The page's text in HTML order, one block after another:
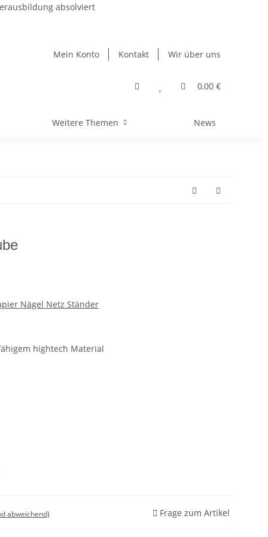
absolviert
Mein Konto Kontakt Wir über uns
0,00 €
Weitere Themen News
Nägel Netz Ständer
hightech Material
abweichend) Frage zum Artikel